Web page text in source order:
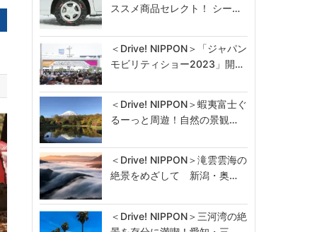
ススメ商品セレクト！ シー…
＜Drive! NIPPON＞「ジャパン
モビリティショー2023」開…
＜Drive! NIPPON＞蝦夷富士ぐ
るーっと周遊！自然の景観…
＜Drive! NIPPON＞滝雲雲海の
絶景をめざして 新潟・奥…
＜Drive! NIPPON＞三河湾の絶